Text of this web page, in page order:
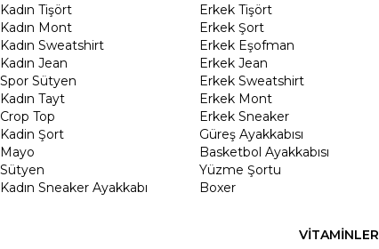
Kadın Tişört
Kadın Mont
Kadın Sweatshirt
Kadın Jean
Spor Sütyen
Kadın Tayt
Crop Top
Kadin Şort
Mayo
Sütyen
Kadın Sneaker Ayakkabı
Erkek Tişört
Erkek Şort
Erkek Eşofman
Erkek Jean
Erkek Sweatshirt
Erkek Mont
Erkek Sneaker
Güreş Ayakkabısı
Basketbol Ayakkabısı
Yüzme Şortu
Boxer
VİTAMİNLER